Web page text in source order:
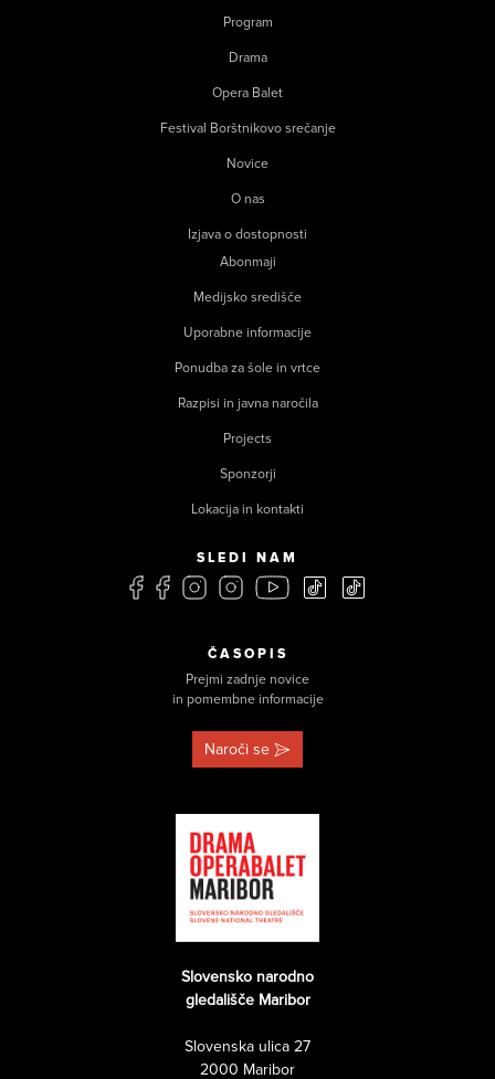
Program
Drama
Opera Balet
Festival Borštnikovo srečanje
Novice
O nas
Izjava o dostopnosti
Abonmaji
Medijsko središče
Uporabne informacije
Ponudba za šole in vrtce
Razpisi in javna naročila
Projects
Sponzorji
Lokacija in kontakti
SLEDI NAM
ČASOPIS
Prejmi zadnje novice
in pomembne informacije
Naroči se
Slovensko narodno
gledališče Maribor
Slovenska ulica 27
2000 Maribor